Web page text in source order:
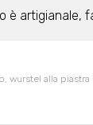
è artigianale,
wurstel alla piastra